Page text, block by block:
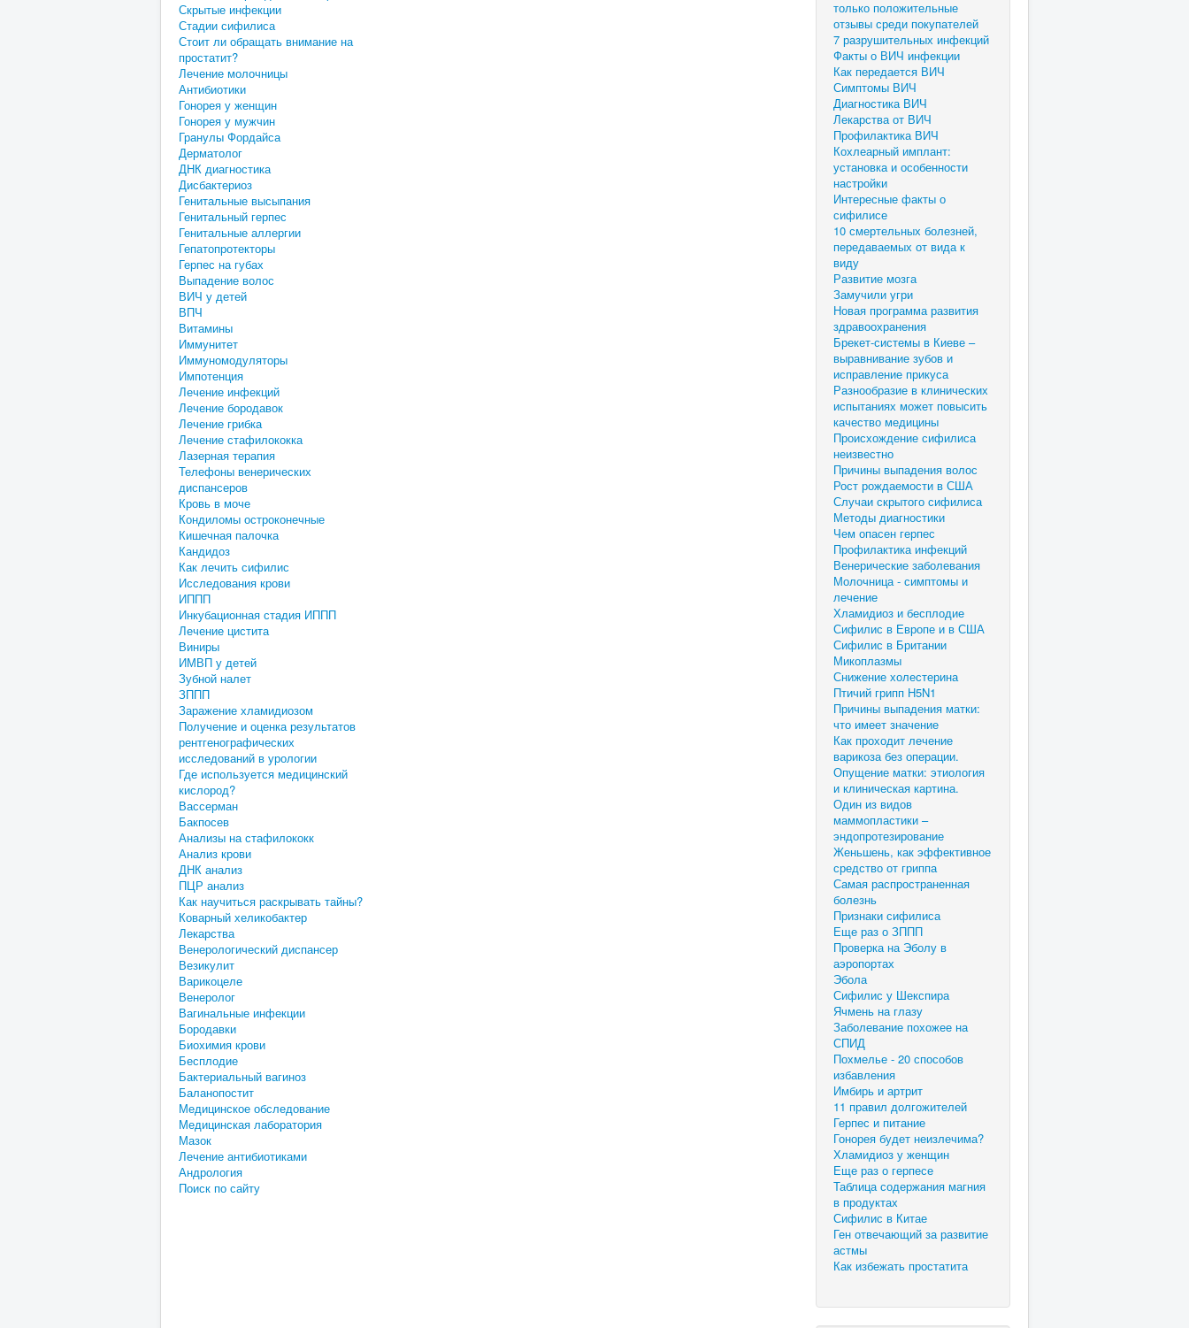
Скрытые инфекции
Стадии сифилиса
Стоит ли обращать внимание на
простатит?
Лечение молочницы
Антибиотики
Гонорея у женщин
Гонорея у мужчин
Гранулы Фордайса
Дерматолог
ДНК диагностика
Дисбактериоз
Генитальные высыпания
Генитальный герпес
Генитальные аллергии
Гепатопротекторы
Герпес на губах
Выпадение волос
ВИЧ у детей
ВПЧ
Витамины
Иммунитет
Иммуномодуляторы
Импотенция
Лечение инфекций
Лечение бородавок
Лечение грибка
Лечение стафилококка
Лазерная терапия
Телефоны венерических
диспансеров
Кровь в моче
Кондиломы остроконечные
Кишечная палочка
Кандидоз
Как лечить сифилис
Исследования крови
ИППП
Инкубационная стадия ИППП
Лечение цистита
Виниры
ИМВП у детей
Зубной налет
ЗППП
Заражение хламидиозом
Получение и оценка результатов
рентгенографических
исследований в урологии
Где используется медицинский
кислород?
Вассерман
Бакпосев
Анализы на стафилококк
Анализ крови
ДНК анализ
ПЦР анализ
Как научиться раскрывать тайны?
Коварный хеликобактер
Лекарства
Венерологический диспансер
Везикулит
Варикоцеле
Венеролог
Вагинальные инфекции
Бородавки
Биохимия крови
Бесплодие
Бактериальный вагиноз
Баланопостит
Медицинское обследование
Медицинская лаборатория
Мазок
Лечение антибиотиками
Андрология
Поиск по сайту
только положительные
отзывы среди покупателей
7 разрушительных инфекций
Факты о ВИЧ инфекции
Как передается ВИЧ
Симптомы ВИЧ
Диагностика ВИЧ
Лекарства от ВИЧ
Профилактика ВИЧ
Кохлеарный имплант:
установка и особенности
настройки
Интересные факты о
сифилисе
10 смертельных болезней,
передаваемых от вида к
виду
Развитие мозга
Замучили угри
Новая программа развития
здравоохранения
Брекет-системы в Киеве –
выравнивание зубов и
исправление прикуса
Разнообразие в клинических
испытаниях может повысить
качество медицины
Происхождение сифилиса
неизвестно
Причины выпадения волос
Рост рождаемости в США
Случаи скрытого сифилиса
Методы диагностики
Чем опасен герпес
Профилактика инфекций
Венерические заболевания
Молочница - симптомы и
лечение
Хламидиоз и бесплодие
Сифилис в Европе и в США
Сифилис в Британии
Микоплазмы
Снижение холестерина
Птичий грипп H5N1
Причины выпадения матки:
что имеет значение
Как проходит лечение
варикоза без операции.
Опущение матки: этиология
и клиническая картина.
Один из видов
маммопластики –
эндопротезирование
Женьшень, как эффективное
средство от гриппа
Самая распространенная
болезнь
Признаки сифилиса
Еще раз о ЗППП
Проверка на Эболу в
аэропортах
Эбола
Сифилис у Шекспира
Ячмень на глазу
Заболевание похожее на
СПИД
Похмелье - 20 способов
избавления
Имбирь и артрит
11 правил долгожителей
Герпес и питание
Гонорея будет неизлечима?
Хламидиоз у женщин
Еще раз о герпесе
Таблица содержания магния
в продуктах
Сифилис в Китае
Ген отвечающий за развитие
астмы
Как избежать простатита